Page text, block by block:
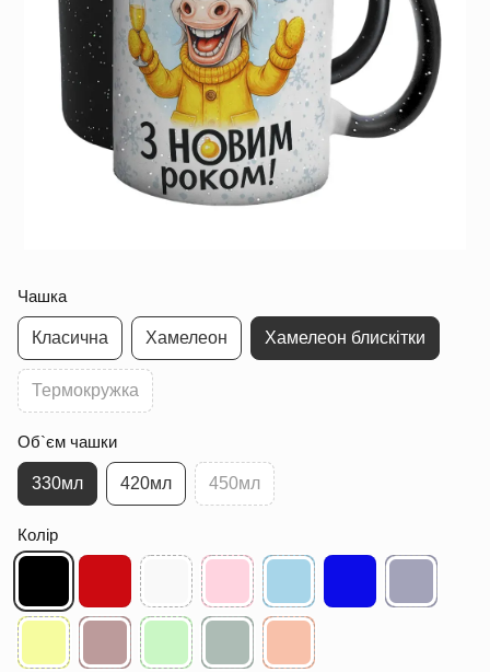
Чашка
Класична Хамелеон Хамелеон блискітки
Термокружка
Об`єм чашки
330мл 420мл 450мл
Колір